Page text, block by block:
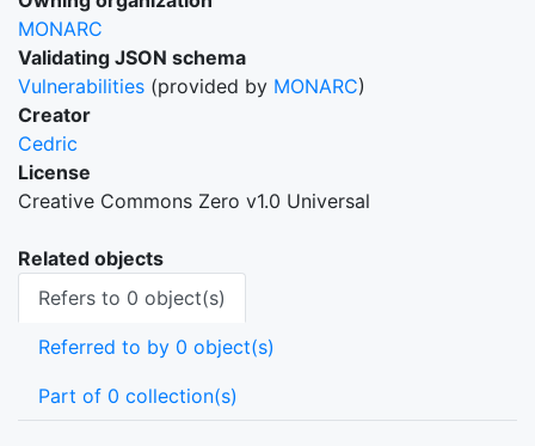
MONARC
Validating JSON schema
Vulnerabilities (provided by MONARC)
Creator
Cedric
License
Creative Commons Zero v1.0 Universal
Related objects
Refers to 0 object(s)
Referred to by 0 object(s)
Part of 0 collection(s)